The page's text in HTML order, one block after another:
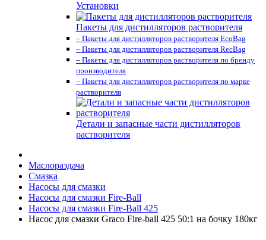
Установки
Пакеты для дистилляторов растворителя
– Пакеты для дистилляторов растворителя EcoBag
– Пакеты для дистилляторов растворителя RecBag
– Пакеты для дистилляторов растворителя по бренду
производителя
– Пакеты для дистилляторов растворителя по марке
растворителя
Детали и запасные части дистилляторов
растворителя
Маслораздача
Смазка
Насосы для смазки
Насосы для смазки Fire-Ball
Насосы для смазки Fire-Ball 425
Насос для смазки Graco Fire-ball 425 50:1 на бочку 180кг